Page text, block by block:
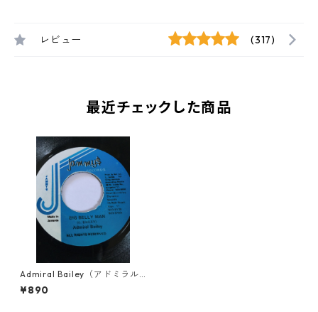
レビュー (317)
最近チェックした商品
Admiral Bailey（アドミラル
ベイリー） - Big Belly Man
【7'】
¥890